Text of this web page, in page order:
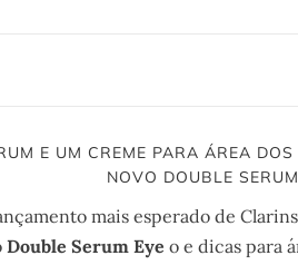
E UM CREME PARA ÁREA
NOVO DOUBLE
mais esperado de
Double Serum Eye o e dicas para